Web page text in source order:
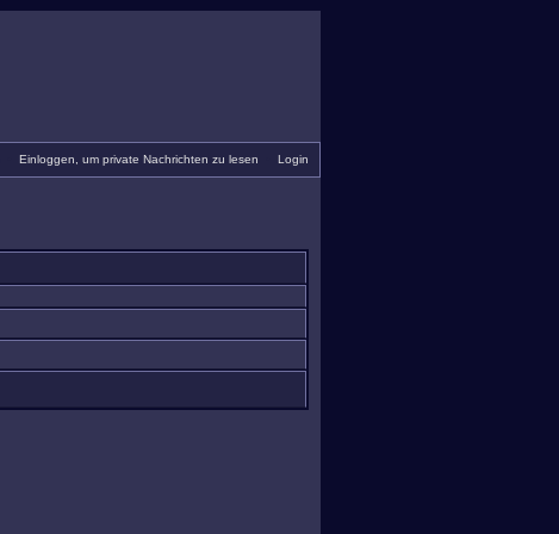
Einloggen, um private Nachrichten zu lesen Login